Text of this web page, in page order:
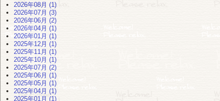
2026年08月 (1)
2026年07月 (3)
2026年06月 (2)
2026年04月 (1)
2026年01月 (1)
2025年12月 (1)
2025年11月 (1)
2025年10月 (1)
2025年07月 (2)
2025年06月 (1)
2025年05月 (1)
2025年04月 (1)
2025年01月 (1)